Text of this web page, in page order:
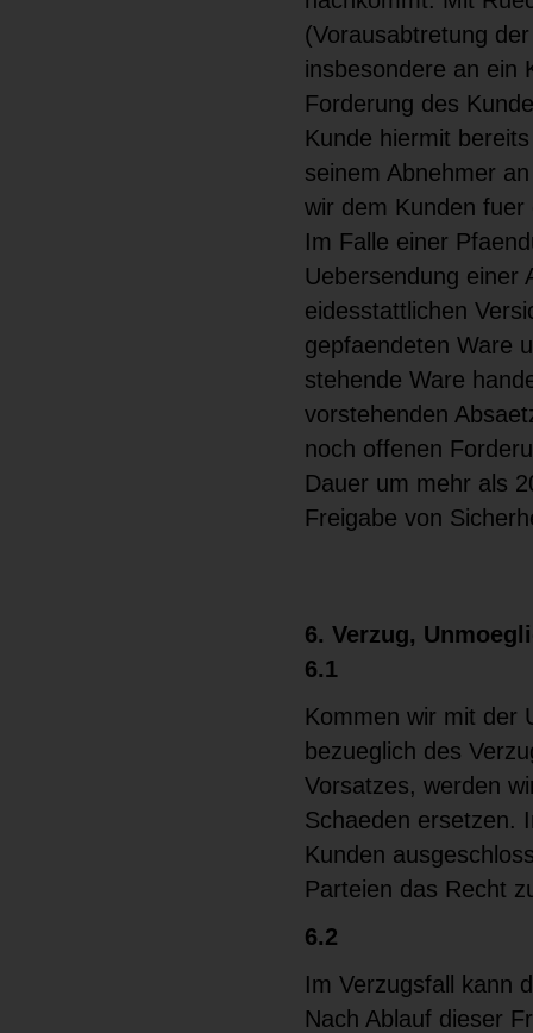
(Vorausabtretung
insbesondere an ein
Forderung des
Kunde hiermit
seinem Abnehmer
wir dem Kunden
Im Falle einer
Uebersendung einer
eidesstattlichen
gepfaendeten Ware
stehende Ware
vorstehenden
noch offenen
Dauer um mehr als
Freigabe von
6. Verzug,
6.1
Kommen wir mit der
bezueglich des
Vorsatzes, werden
Schaeden ersetzen.
Kunden
Parteien das Recht
6.2
Im Verzugsfall kann
Nach Ablauf dieser